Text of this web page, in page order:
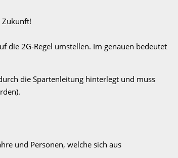
Zukunft!
die 2G-Regel umstellen. Im genauen bedeutet
die Spartenleitung hinterlegt und muss
und Personen, welche sich aus